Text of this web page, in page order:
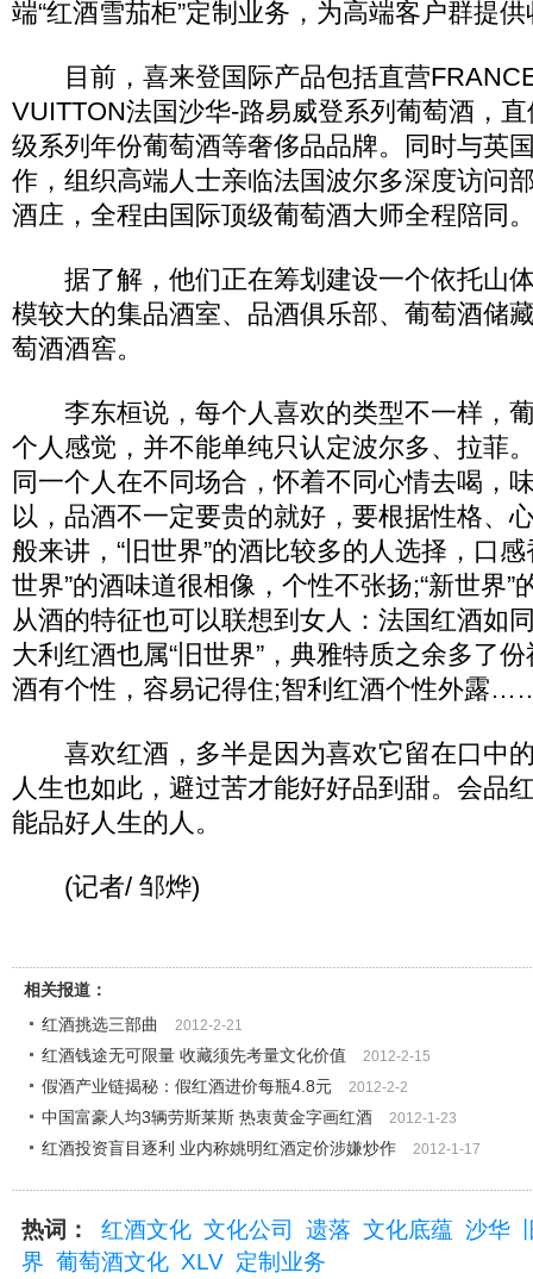
端“红酒雪茄柜”定制业务，为高端客户群提
目前，喜来登国际产品包括直营
VUITTON法国沙华-路易威登系列葡萄酒，
级系列年份葡萄酒等奢侈品品牌。同时与英
作，组织高端人士亲临法国波尔多深度访问
酒庄，全程由国际顶级葡萄酒大师全程陪同
据了解，他们正在筹划建设一个依托山
模较大的集品酒室、品酒俱乐部、葡萄酒储
萄酒酒窖。
李东桓说，每个人喜欢的类型不一样，
个人感觉，并不能单纯只认定波尔多、拉菲
同一个人在不同场合，怀着不同心情去喝，
以，品酒不一定要贵的就好，要根据性格、
般来讲，“旧世界”的酒比较多的人选择，口
世界”的酒味道很相像，个性不张扬;“新世界”
从酒的特征也可以联想到女人：法国红酒如
大利红酒也属“旧世界”，典雅特质之余多了
酒有个性，容易记得住;智利红酒个性外露
喜欢红酒，多半是因为喜欢它留在口中
人生也如此，避过苦才能好好品到甜。会品
能品好人生的人。
(记者/ 邹烨)
相关报道：
红酒挑选三部曲
2012-2-21
红酒钱途无可限量 收藏须先考量文化价值 2012-2-15
假酒产业链揭秘：假红酒进价每瓶4.8元 2012-2-2
中国富豪人均3辆劳斯莱斯 热衷黄金字画红酒 2012-1-23
红酒投资盲目逐利 业内称姚明红酒定价涉嫌炒作 2012-1-17
热词： 红酒文化 文化公司 遗落 文化底蕴 沙华
界 葡萄酒文化 XLV 定制业务